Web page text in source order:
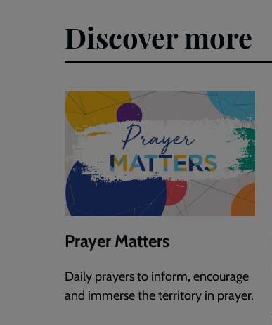
Discover more
Prayer Matters
Daily prayers to inform, encourage
and immerse the territory in prayer.